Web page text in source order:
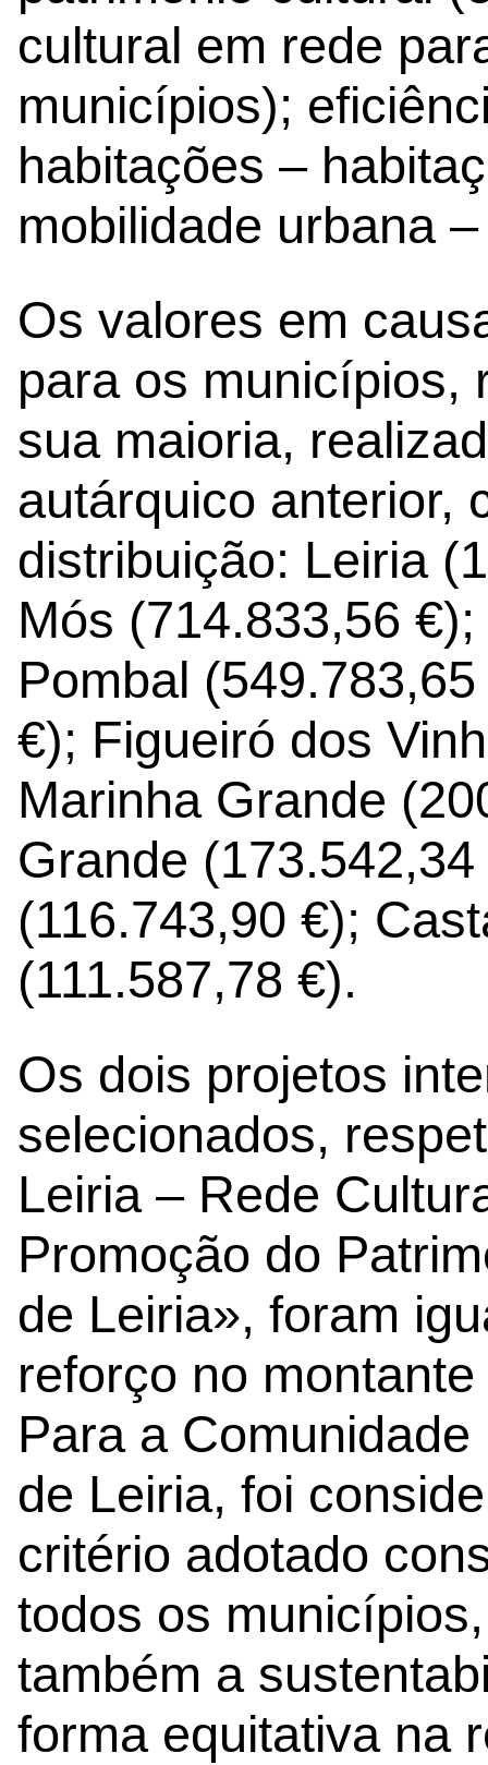
cultural em rede
municípios);
habitações –
mobilidade urbana
Os valores em
para os municípios,
sua maioria,
autárquico anterior,
distribuição: Leiria
Mós (714.833,56
Pombal
€); Figueiró dos
Marinha Grande
Grande
(116.743,90 €);
(111.587,78 €).
Os dois projetos
selecionados,
Leiria – Rede
Promoção do
de Leiria», foram
reforço no
Para a
de Leiria, foi
critério adotado
todos os
também a
forma equitativa na